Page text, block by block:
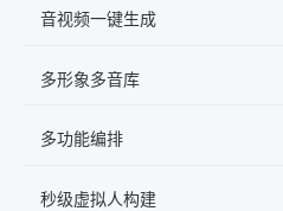
音视频一键生成
多形象多音库
多功能编排
秒级虚拟人构建